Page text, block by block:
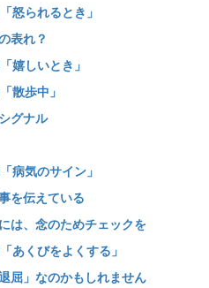
怒られるとき」
表れ？
嬉しいとき」
散歩中」
グナル
病気のサイン」
を伝えている
は、念のためチェックを
あくびをよくする」
屈」なのかもしれません